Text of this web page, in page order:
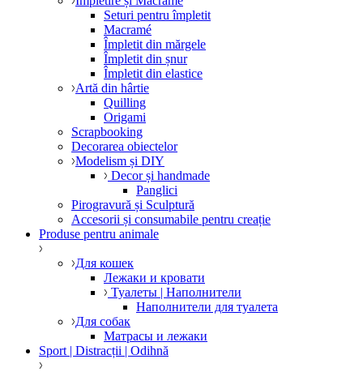
Seturi pentru împletit
Macramé
Împletit din mărgele
Împletit din șnur
Împletit din elastice
Artă din hârtie
Quilling
Origami
Scrapbooking
Decorarea obiectelor
Modelism și DIY
Decor și handmade
Panglici
Pirogravură și Sculptură
Accesorii și consumabile pentru creație
Produse pentru animale
Для кошек
Лежаки и кровати
Туалеты | Наполнители
Наполнители для туалета
Для собак
Матрасы и лежаки
Sport | Distracții | Odihnă